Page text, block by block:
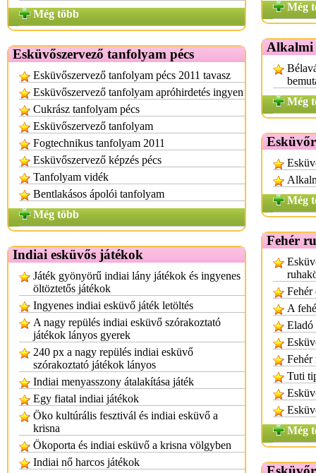
Még több
Esküvőszervező tanfolyam pécs
Esküvőszervező tanfolyam pécs 2011 tavasz
Esküvőszervező tanfolyam apróhirdetés ingyen
Cukrász tanfolyam pécs
Esküvőszervező tanfolyam
Fogtechnikus tanfolyam 2011
Esküvőszervező képzés pécs
Tanfolyam vidék
Bentlakásos ápolói tanfolyam
Még több
Indiai esküvős játékok
Játék gyönyörű indiai lány játékok és ingyenes
öltöztetős játékok
Ingyenes indiai esküvő játék letöltés
A nagy repülés indiai esküvő szórakoztató
játékok lányos gyerek
240 px a nagy repülés indiai esküvő
szórakoztató játékok lányos
Indiai menyasszony átalakítása játék
Egy fiatal indiai játékok
Öko kultúrális fesztivál és indiai esküvő a
krisna
Ökoporta és indiai esküvő a krisna völgyben
Indiai nő harcos játékok
Még
Alkalmi
Még
Még
Fehér
Fehér
A
Eladó
Fehér
Tuti
Még